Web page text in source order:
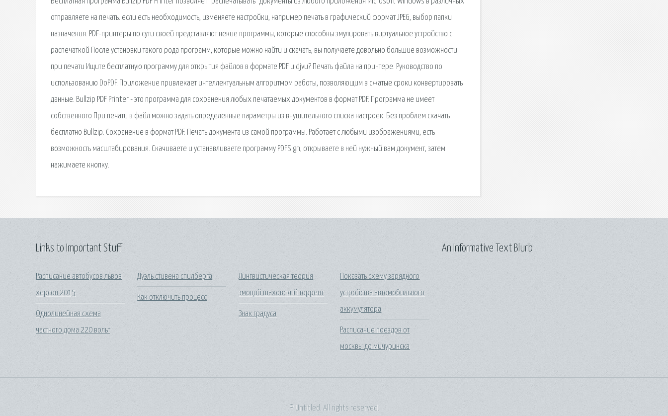
отправляете на печать. если есть необходимость, изменяете настройки, например печать в графический формат JPEG, выбор папки
назначения. PDF-принтеры по сути своей представляют некие программы, которые способны эмулировать виртуальное устройство с
распечаткой После установки такого рода программ, которые можно найти и скачать, вы получаете довольно большие возможности
при печати Ищите бесплатную программу для открытия файлов в формате PDF и djvu? Печать файла на принтере. Руководство по
использованию DoPDF. Приложение привлекает интеллектуальным алгоритмом работы, позволяющим в сжатые сроки конвертировать
данные. Bullzip PDF Printer - это программа для сохранения любых печатаемых документов в формат PDF. Программа не имеет
собственного При печати в файл можно задать определенные параметры из внушительного списка настроек. Без проблем скачать
бесплатно Bullzip. Сохранение в формат PDF. Печать документа из самой программы. Работает с любыми изображениями, есть
возможность масштабирования. Скачиваете и устанавливаете программу PDFSign, открываете в ней нужный вам документ, затем
нажимаете кнопку.
Links to Important Stuff
Расписание автобусов львов
херсон 2015
Однолинейная схема
частного дома 220 вольт
Дуэль стивена спилберга
Как отключить процесс
Лингвистическая теория
эмоций шаховский торрент
Знак градуса
Показать схему зарядного
устройства автомобильного
аккумулятора
Расписание поездов от
москвы до мичуринска
An Informative Text Blurb
© Untitled. All rights reserved.